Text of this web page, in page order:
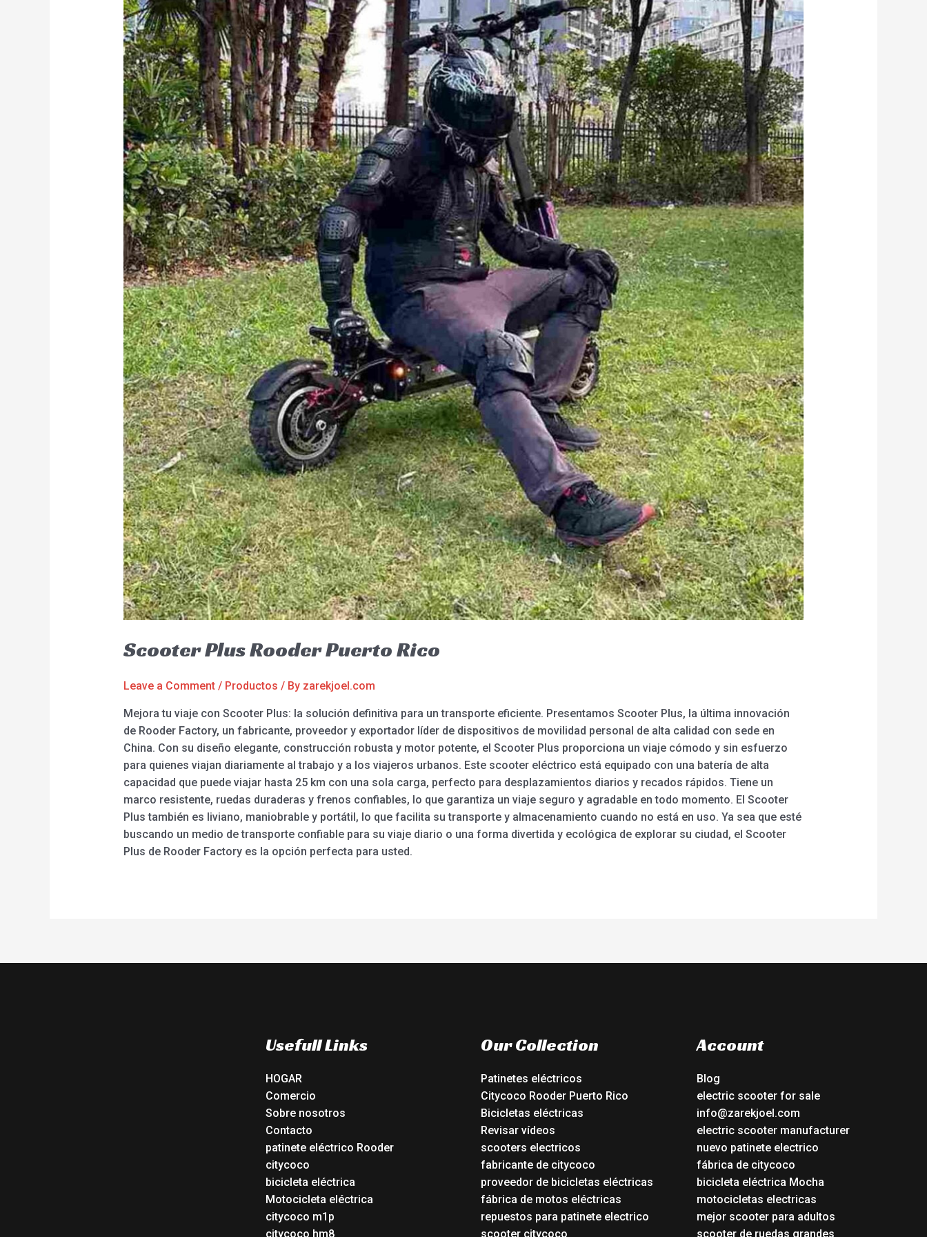
Scooter Plus Rooder Puerto Rico
Leave a Comment / Productos / By zarekjoel.com
Mejora tu viaje con Scooter Plus: la solución definitiva para un transporte eficiente. Presentamos Scooter Plus, la última innovación
de Rooder Factory, un fabricante, proveedor y exportador líder de dispositivos de movilidad personal de alta calidad con sede en
China. Con su diseño elegante, construcción robusta y motor potente, el Scooter Plus proporciona un viaje cómodo y sin esfuerzo
para quienes viajan diariamente al trabajo y a los viajeros urbanos. Este scooter eléctrico está equipado con una batería de alta
capacidad que puede viajar hasta 25 km con una sola carga, perfecto para desplazamientos diarios y recados rápidos. Tiene un
marco resistente, ruedas duraderas y frenos confiables, lo que garantiza un viaje seguro y agradable en todo momento. El Scooter
Plus también es liviano, maniobrable y portátil, lo que facilita su transporte y almacenamiento cuando no está en uso. Ya sea que esté
buscando un medio de transporte confiable para su viaje diario o una forma divertida y ecológica de explorar su ciudad, el Scooter
Plus de Rooder Factory es la opción perfecta para usted.
Usefull Links
HOGAR
Comercio
Sobre nosotros
Contacto
patinete eléctrico Rooder
citycoco
bicicleta eléctrica
Motocicleta eléctrica
citycoco m1p
citycoco hm8
Our Collection
Patinetes eléctricos
Citycoco Rooder Puerto Rico
Bicicletas eléctricas
Revisar vídeos
scooters electricos
fabricante de citycoco
proveedor de bicicletas eléctricas
fábrica de motos eléctricas
repuestos para patinete electrico
scooter citycoco
Account
Blog
electric scooter for sale
info@zarekjoel.com
electric scooter manufacturer
nuevo patinete electrico
fábrica de citycoco
bicicleta eléctrica Mocha
motocicletas electricas
mejor scooter para adultos
scooter de ruedas grandes